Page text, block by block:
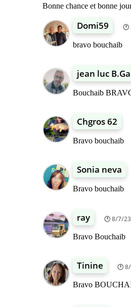
Bonne chance et bonne
Domi59
bravo bouchaib
jean luc
Bouchaib
Chgros 62
Bravo bouchaib
Sonia neva
Bravo bouchaib
ray 8/7/
Bravo Bouchaib
Tinine
Bravo